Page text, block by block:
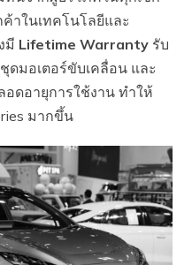
าในเทคโนโลยีและ
มี Lifetime Warranty รับ
ดมอเตอร์ขับเคลื่อน และ
ดอายุการใช้งาน ทำให้
มากขึ้น